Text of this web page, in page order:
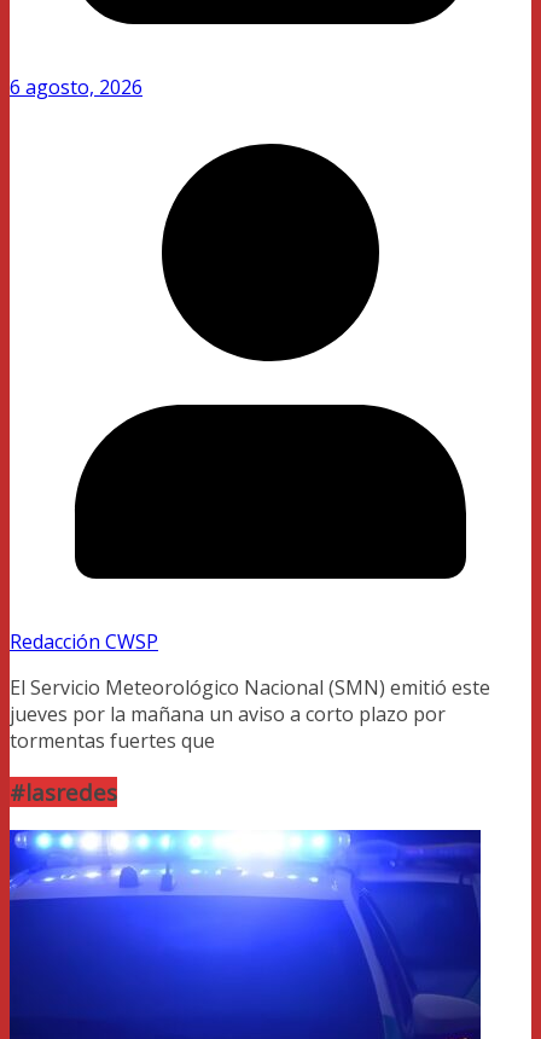
6 agosto, 2026
Redacción CWSP
El Servicio Meteorológico Nacional (SMN) emitió este
jueves por la mañana un aviso a corto plazo por
tormentas fuertes que
#lasredes